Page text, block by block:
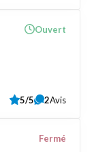
Ouvert
5/5 2Avis
Fermé